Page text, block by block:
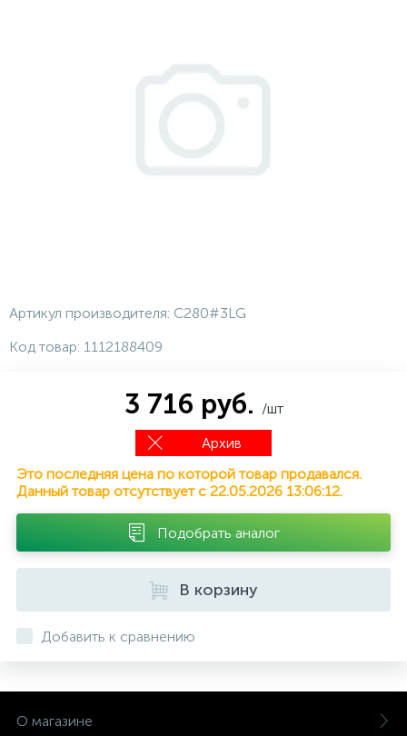
Артикул производителя: C280#3LG
Код товар: 1112188409
3 716 руб. /шт
Архив
Это последняя цена по которой товар продавался.
Данный товар отсутствует с 22.05.2026 13:06:12.
Подобрать аналог
В корзину
Добавить к сравнению
О магазине